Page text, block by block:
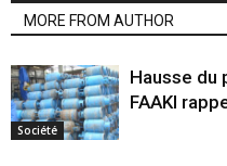
MORE FROM AUTHOR
Société
Hausse du
FAAKI